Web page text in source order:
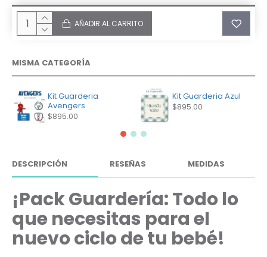
AÑADIR AL CARRITO
MISMA CATEGORÍA
Kit Guarderia
Avengers
$895.00
Kit Guarderia Azul
$895.00
DESCRIPCIÓN RESEÑAS MEDIDAS
¡Pack Guardería: Todo lo
que necesitas para el
nuevo ciclo de tu bebé!